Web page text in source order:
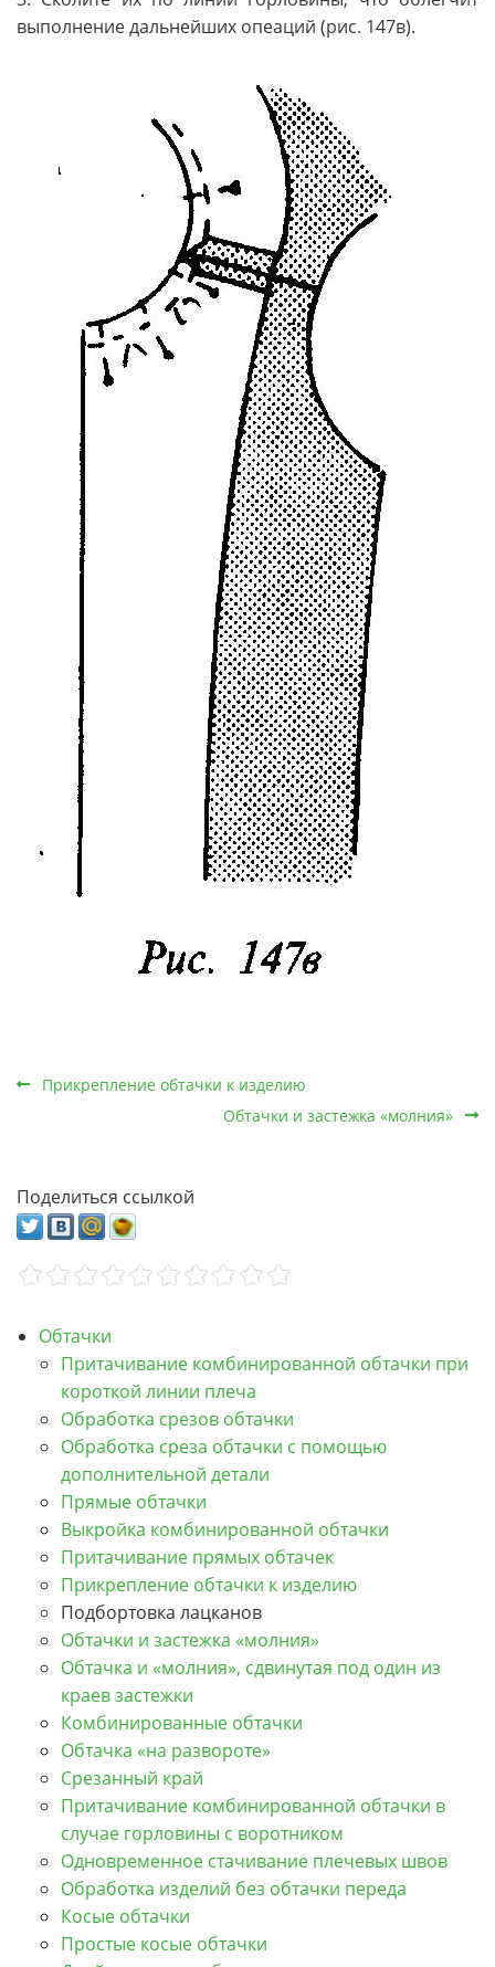
выполнение дальнейших опеаций (рис. 147в).
Прикрепление обтачки к изделию
Обтачки и застежка «молния»
Поделиться ссылкой
Обтачки
Притачивание комбинированной обтачки при
короткой линии плеча
Обработка срезов обтачки
Обработка среза обтачки с помощью
дополнительной детали
Прямые обтачки
Выкройка комбинированной обтачки
Притачивание прямых обтачек
Прикрепление обтачки к изделию
Подбортовка лацканов
Обтачки и застежка «молния»
Обтачка и «молния», сдвинутая под один из
краев застежки
Комбинированные обтачки
Обтачка «на развороте»
Срезанный край
Притачивание комбинированной обтачки в
случае горловины с воротником
Одновременное стачивание плечевых швов
Обработка изделий без обтачки переда
Косые обтачки
Простые косые обтачки